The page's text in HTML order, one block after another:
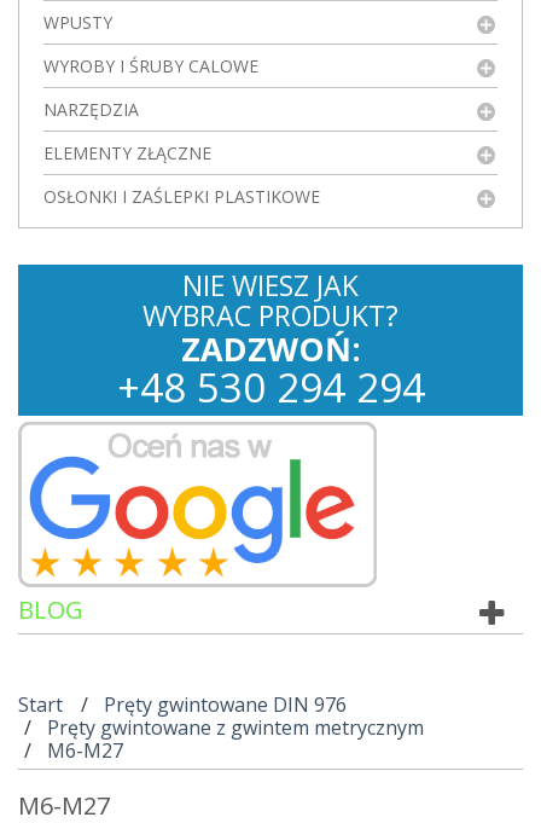
WPUSTY
WYROBY I ŚRUBY CALOWE
NARZĘDZIA
ELEMENTY ZŁĄCZNE
OSŁONKI I ZAŚLEPKI PLASTIKOWE
NIE WIESZ JAK
WYBRAC PRODUKT?
ZADZWOŃ:
+48 530 294 294
BLOG
Start
Pręty gwintowane DIN 976
Pręty gwintowane z gwintem metrycznym
M6-M27
M6-M27